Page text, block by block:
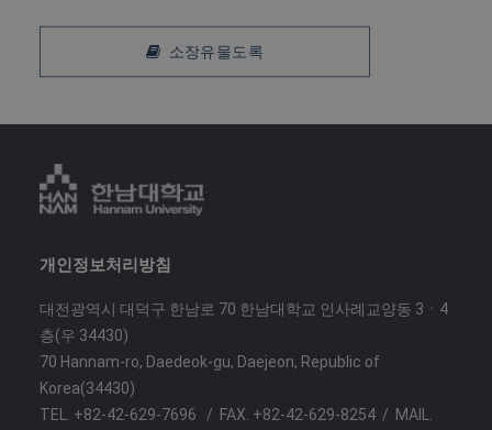
소장유물도록
개인정보처리방침
대전광역시 대덕구 한남로 70 한남대학교 인사례교양동 3ㆍ4
층(우 34430)
70 Hannam-ro, Daedeok-gu, Daejeon, Republic of
Korea(34430)
TEL. +82-42-629-7696 / FAX. +82-42-629-8254 / MAIL.